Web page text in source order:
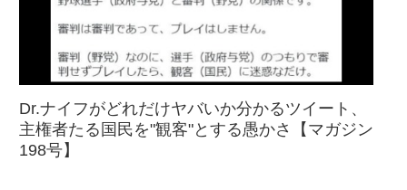
Dr.ナイフがどれだけヤバいか分かるツイート、
主権者たる国民を"観客"とする愚かさ【マガジン
198号】